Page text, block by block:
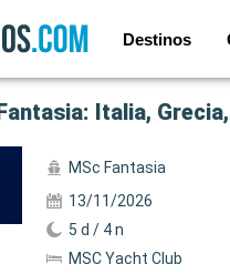
Destinos
Italia,
MSc Fantasia
13/11/2026
5 d / 4 n
MSC Yacht Club